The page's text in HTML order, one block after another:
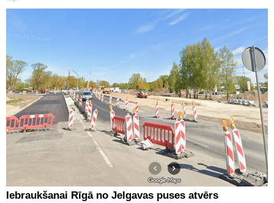
Iebraukšanai Rīgā no Jelgavas puses atvērs